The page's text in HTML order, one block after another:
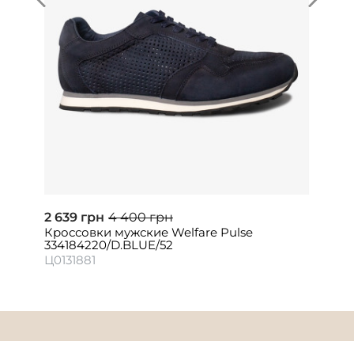
2 639 грн 4 400 грн
Кроссовки мужские Welfare Pulse
334184220/D.BLUE/52
Ц0131881